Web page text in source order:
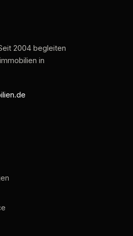
2004 begleiten
in